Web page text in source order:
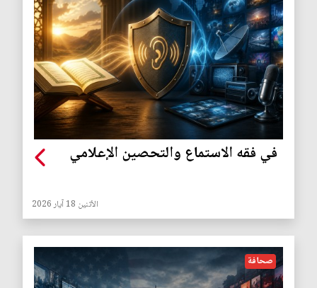
في فقه الاستماع والتحصين الإعلامي
الأثنين 18 آيار 2026
صحافة